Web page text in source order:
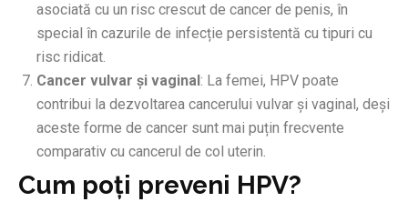
asociată cu un risc crescut de cancer de penis, în
special în cazurile de infecție persistentă cu tipuri cu
risc ridicat.
Cancer vulvar și vaginal: La femei, HPV poate
contribui la dezvoltarea cancerului vulvar și vaginal, deși
aceste forme de cancer sunt mai puțin frecvente
comparativ cu cancerul de col uterin.
Cum poți preveni HPV?